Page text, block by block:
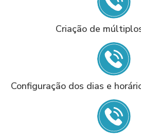
Criação de
Configuração dos dias e